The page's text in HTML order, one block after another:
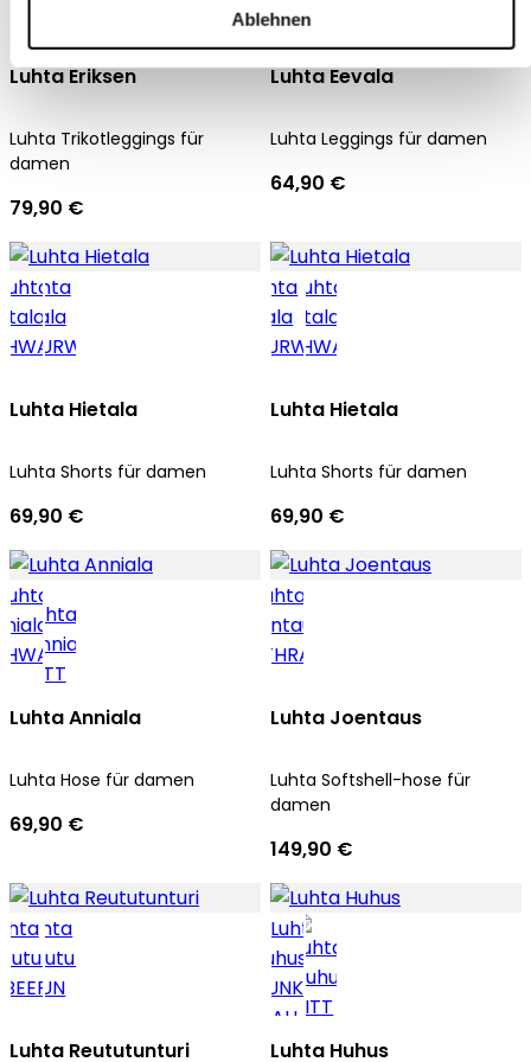
Ablehnen
Luhta Eriksen
Luhta Trikotleggings für
damen
79,90 €
Luhta Eevala
Luhta Leggings für damen
64,90 €
Luhta Hietala
Luhta Shorts für damen
69,90 €
Luhta Hietala
Luhta Shorts für damen
69,90 €
Luhta Anniala
Luhta Hose für damen
69,90 €
Luhta Joentaus
Luhta Softshell-hose für
damen
149,90 €
Luhta Reututunturi Luhta Huhus